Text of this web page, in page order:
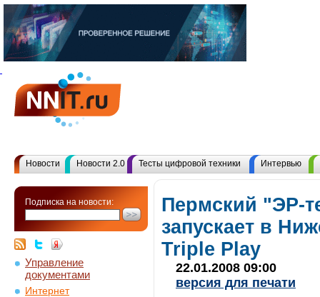
Новости Новости 2.0 Тесты цифровой техники Интервью
Подписка на новости:
Управление
документами
Интернет
Пермский "ЭР-
запускает в
Triple Play
22.01.2008 09:00
версия для печати